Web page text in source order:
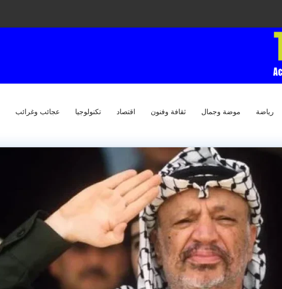
رياضة موضة وجمال ثقافة وفنون اقتصاد تكنولوجيا عجائب وغرائب